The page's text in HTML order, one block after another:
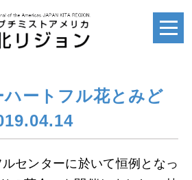
ホーム
HOME
ソロプチミスト
SI
ートフル花とみど
センターに於いて恒例となっ